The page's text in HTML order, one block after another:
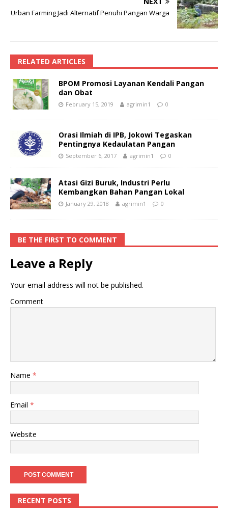
Urban Farming Jadi Alternatif Penuhi Pangan Warga
RELATED ARTICLES
BPOM Promosi Layanan Kendali Pangan
dan Obat
February 15, 2019 agrimin1 0
Orasi Ilmiah di IPB, Jokowi Tegaskan
Pentingnya Kedaulatan Pangan
September 6, 2017 agrimin1 0
Atasi Gizi Buruk, Industri Perlu
Kembangkan Bahan Pangan Lokal
January 29, 2018 agrimin1 0
BE THE FIRST TO COMMENT
Leave a Reply
Your email address will not be published.
Comment
Name *
Email *
Website
RECENT POSTS